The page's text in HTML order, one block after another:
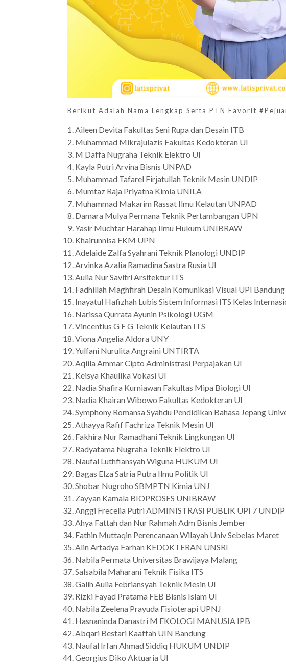
Berikut Adalah Nama Lengkap Serta PTN Favorit
Aileen Devita Fakultas Seni Rupa dan Desain ITB
Muhammad Mikrajulazis Fakultas Kedokteran UI
M Daffa Nugraha Teknik Elektro UI
Kayla Putri Arvina Bisnis UNPAD
Muhammad Tafarel Firjatullah Teknik Mesin UNDIP
Mumtaz Raja Priyatna Kimia UNILA
Muhammad Makarim Rassat Ilmu Kelautan UNPAD
Damara Mulya Permana Teknik Pertambangan UPN
Yasir Muchtar Harahap Ilmu Hukum UNIBRAW
Khairunnisa FKM UPN
Adelaide Zalfa Syahrani Teknik Planologi UNDIP
Arvinka Azalia Ramadina Sastra Rusia UI
Aulia Nur Savitri Arsitektur ITS
Fadhillah Maghfirah Desain Komunikasi Visual UPI Bandung
Inayatul Hafizhah Lubis Sistem Informasi ITS Kelas
Narissa Qurrata Ayunin Psikologi UGM
Vincentius G F G Teknik Kelautan ITS
Viona Angelia Aldora UNY
Yulfani Nurulita Angraini UNTIRTA
Aqiila Ammar Cipto Administrasi Perpajakan UI
Keisya Khaulika Vokasi UI
Nadia Shafira Kurniawan Fakultas Mipa Biologi UI
Nadia Khairan Wibowo Fakultas Kedokteran UI
Symphony Romansa Syahdu Pendidikan Bahasa Jepang
Athayya Rafif Fachriza Teknik Mesin UI
Fakhira Nur Ramadhani Teknik Lingkungan UI
Radyatama Nugraha Teknik Elektro UI
Naufal Luthfiansyah Wiguna HUKUM UI
Bagas Elza Satria Putra Ilmu Politik UI
Shobar Nugroho SBMPTN Kimia UNJ
Zayyan Kamala BIOPROSES UNIBRAW
Anggi Frecelia Putri ADMINISTRASI PUBLIK UPI 7 UNDIP
Ahya Fattah dan Nur Rahmah Adm Bisnis Jember
Fathin Muttaqin Perencanaan Wilayah Univ Sebelas Maret
Alin Artadya Farhan KEDOKTERAN UNSRI
Nabila Permata Universitas Brawijaya Malang
Salsabila Maharani Teknik Fisika ITS
Galih Aulia Febriansyah Teknik Mesin UI
Rizki Fayad Pratama FEB Bisnis Islam UI
Nabila Zeelena Prayuda Fisioterapi UPNJ
Hasnaninda Danastri M EKOLOGI MANUSIA IPB
Abqari Bestari Kaaffah UIN Bandung
Naufal Irfan Ahmad Siddiq HUKUM UNDIP
Georgius Diko Aktuaria UI